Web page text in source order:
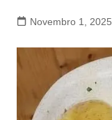
Novembro 1, 2025